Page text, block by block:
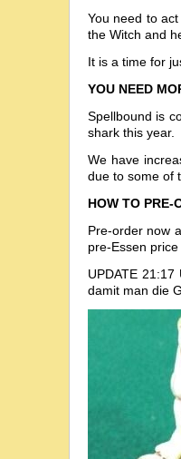
You need to
the Witch and
It is a time for
YOU NEED
Spellbound is
shark this year.
We have
due to some of
HOW TO PRE-
Pre-order now
pre-Essen
UPDATE
damit man die